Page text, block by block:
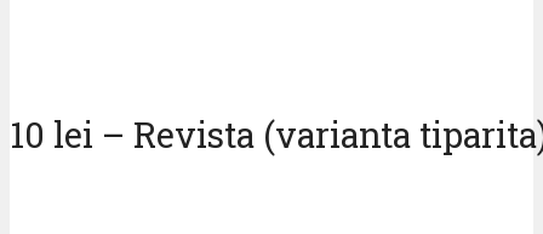
10 lei – Revista (varianta